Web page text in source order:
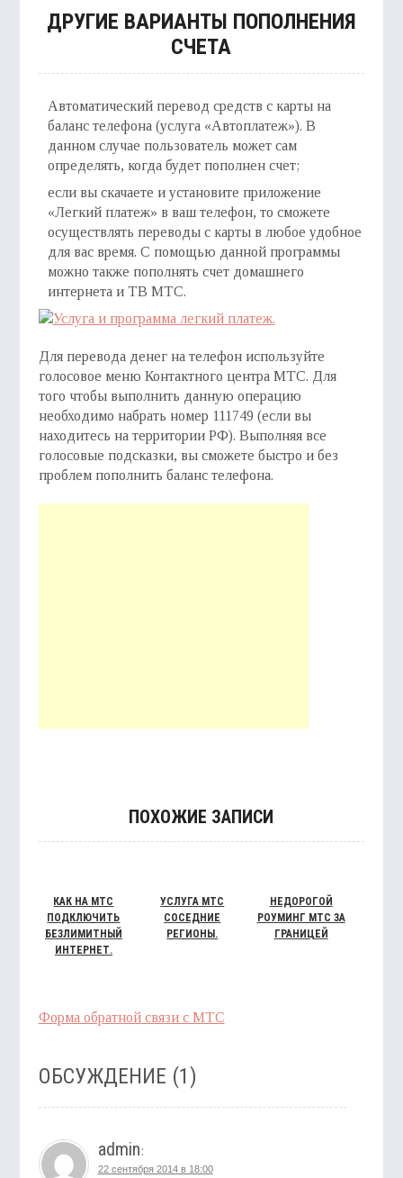
ДРУГИЕ ВАРИАНТЫ ПОПОЛНЕНИЯ
СЧЕТА
Автоматический перевод средств с карты на
баланс телефона (услуга «Автоплатеж»). В
данном случае пользователь может сам
определять, когда будет пополнен счет;
если вы скачаете и установите приложение
«Легкий платеж» в ваш телефон, то сможете
осуществлять переводы с карты в любое удобное
для вас время. С помощью данной программы
можно также пополнять счет домашнего
интернета и ТВ МТС.
Для перевода денег на телефон используйте
голосовое меню Контактного центра МТС. Для
того чтобы выполнить данную операцию
необходимо набрать номер 111749 (если вы
находитесь на территории РФ). Выполняя все
голосовые подсказки, вы сможете быстро и без
проблем пополнить баланс телефона.
ПОХОЖИЕ ЗАПИСИ
КАК НА МТС
ПОДКЛЮЧИТЬ
БЕЗЛИМИТНЫЙ
ИНТЕРНЕТ.
УСЛУГА МТС
СОСЕДНИЕ
РЕГИОНЫ.
НЕДОРОГОЙ
РОУМИНГ МТС ЗА
ГРАНИЦЕЙ
Форма обратной связи с МТС
ОБСУЖДЕНИЕ (1)
admin:
22 сентября 2014 в 18:00